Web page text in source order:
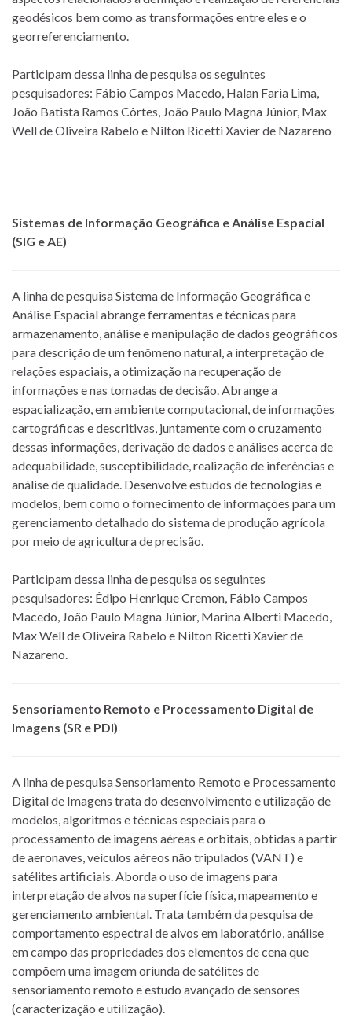
geodésicos bem como as transformações entre eles e o
georreferenciamento.
Participam dessa linha de pesquisa os seguintes
pesquisadores: Fábio Campos Macedo, Halan Faria Lima,
João Batista Ramos Côrtes, João Paulo Magna Júnior, Max
Well de Oliveira Rabelo e Nilton Ricetti Xavier de Nazareno
Sistemas de Informação Geográfica e Análise Espacial
(SIG e AE)
A linha de pesquisa Sistema de Informação Geográfica e
Análise Espacial abrange ferramentas e técnicas para
armazenamento, análise e manipulação de dados geográficos
para descrição de um fenômeno natural, a interpretação de
relações espaciais, a otimização na recuperação de
informações e nas tomadas de decisão. Abrange a
espacialização, em ambiente computacional, de informações
cartográficas e descritivas, juntamente com o cruzamento
dessas informações, derivação de dados e análises acerca de
adequabilidade, susceptibilidade, realização de inferências e
análise de qualidade. Desenvolve estudos de tecnologias e
modelos, bem como o fornecimento de informações para um
gerenciamento detalhado do sistema de produção agrícola
por meio de agricultura de precisão.
Participam dessa linha de pesquisa os seguintes
pesquisadores: Édipo Henrique Cremon, Fábio Campos
Macedo, João Paulo Magna Júnior, Marina Alberti Macedo,
Max Well de Oliveira Rabelo e Nilton Ricetti Xavier de
Nazareno.
Sensoriamento Remoto e Processamento Digital de
Imagens (SR e PDI)
A linha de pesquisa Sensoriamento Remoto e Processamento
Digital de Imagens trata do desenvolvimento e utilização de
modelos, algoritmos e técnicas especiais para o
processamento de imagens aéreas e orbitais, obtidas a partir
de aeronaves, veículos aéreos não tripulados (VANT) e
satélites artificiais. Aborda o uso de imagens para
interpretação de alvos na superfície física, mapeamento e
gerenciamento ambiental. Trata também da pesquisa de
comportamento espectral de alvos em laboratório, análise
em campo das propriedades dos elementos de cena que
compõem uma imagem oriunda de satélites de
sensoriamento remoto e estudo avançado de sensores
(caracterização e utilização).